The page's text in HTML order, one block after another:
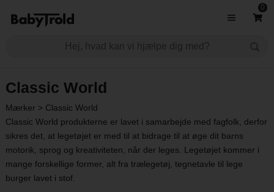
0
Classic World
Mærker > Classic World
Classic World produkterne er lavet i samarbejde med fagfolk, derfor
sikres det, at legetøjet er med til at bidrage til at øge dit barns
motorik, sprog og kreativiteten, når der leges. Legetøjet kommer i
mange forskellige former, alt fra trælegetøj tegnetavle til lege
burger lavet i stof.